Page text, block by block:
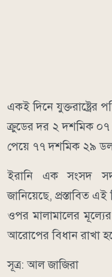
একই দিনে যুক্তরাষ্ট্রের
ক্রুডের দর ২ দশমিক ০৭
পেয়ে ৭৭ দশমিক ২৯
ইরানি এক সংসদ
জানিয়েছে, প্রস্তাবিত
ওপর মালামালের
আরোপের বিধান রাখা
সূত্র: আল জাজিরা